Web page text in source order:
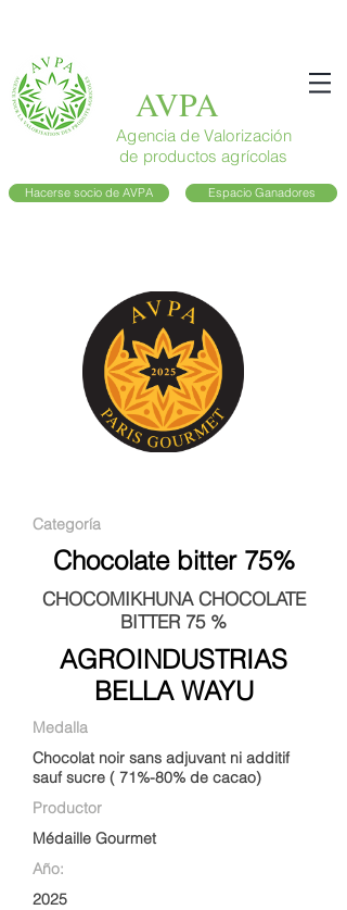
AVPA
Agencia de Valorización
de productos agrícolas
Hacerse socio de AVPA Espacio Ganadores
Categoría
Chocolate bitter 75%
CHOCOMIKHUNA CHOCOLATE
BITTER 75 %
AGROINDUSTRIAS
BELLA WAYU
Medalla
Chocolat noir sans adjuvant ni additif
sauf sucre ( 71%-80% de cacao)
Productor
Médaille Gourmet
Año:
2025